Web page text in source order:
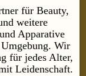
für Beauty,
weitere
Apparative
Wir
für jedes Alter,
Leidenschaft.